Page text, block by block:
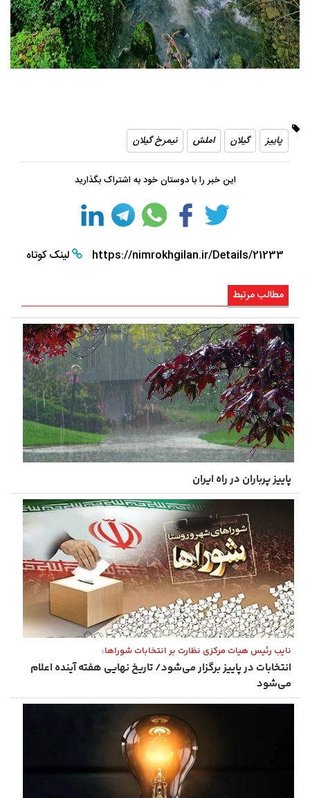
پاییز گیلان املش نیمرخ گیلان
این خبر را با دوستان خود به اشتراک بگذارید
https://nimrokhgilan.ir/Details/21233 لینک کوتاه
مطالب مرتبط
پاییز پرباران در راه ایران
نایب رئیس هیات مرکزی نظارت بر انتخابات شوراها:
انتخابات در پاییز برگزار می‌شود/ تاریخ نهایی هفته آینده اعلام
می‌شود